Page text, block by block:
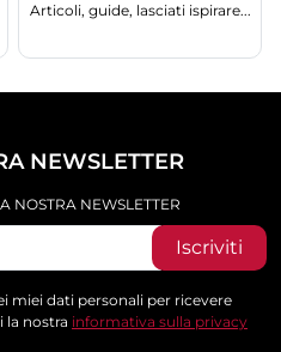
Articoli, guide, lasciati ispirare...
NEWSLETTER
NOSTRA NEWSLETTER
Iscriviti
miei dati personali per ricevere
la nostra informativa sulla privacy